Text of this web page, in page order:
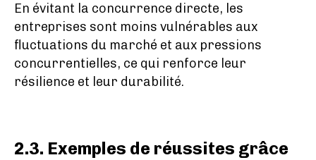
En évitant la concurrence directe, les
entreprises sont moins vulnérables aux
fluctuations du marché et aux pressions
concurrentielles, ce qui renforce leur
résilience et leur durabilité.
2.3. Exemples de réussites grâce